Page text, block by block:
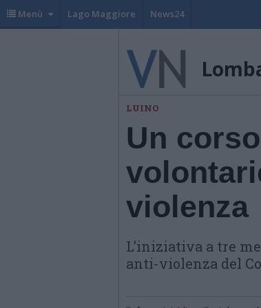
Menù Lago Maggiore News24
LUINO
Un
violenza
L’iniziativa a tre
anti-violenza del